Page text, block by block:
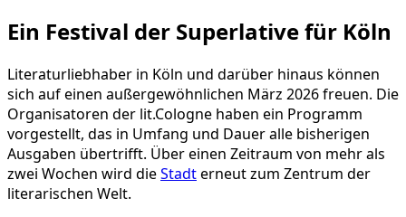
Ein Festival der Superlative für Köln
Literaturliebhaber in Köln und darüber hinaus können
sich auf einen außergewöhnlichen März 2026 freuen. Die
Organisatoren der lit.Cologne haben ein Programm
vorgestellt, das in Umfang und Dauer alle bisherigen
Ausgaben übertrifft. Über einen Zeitraum von mehr als
zwei Wochen wird dieStadterneut zum Zentrum der
literarischen Welt.